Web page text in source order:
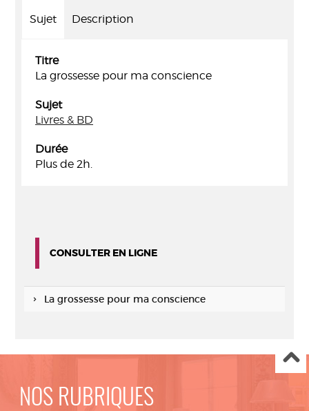
Sujet Description
Titre
La grossesse pour ma conscience
Sujet
Livres & BD
Durée
Plus de 2h.
CONSULTER EN LIGNE
La grossesse pour ma conscience
NOS RUBRIQUES